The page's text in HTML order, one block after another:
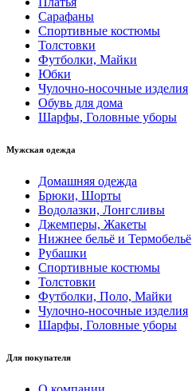
Сарафаны
Спортивные костюмы
Толстовки
Футболки, Майки
Юбки
Чулочно-носочные изделия
Обувь для дома
Шарфы, Головные уборы
Мужская одежда
Домашняя одежда
Брюки, Шорты
Водолазки, Лонгсливы
Джемперы, Жакеты
Нижнее бельё и Термобельё
Рубашки
Спортивные костюмы
Толстовки
Футболки, Поло, Майки
Чулочно-носочные изделия
Шарфы, Головные уборы
Для покупателя